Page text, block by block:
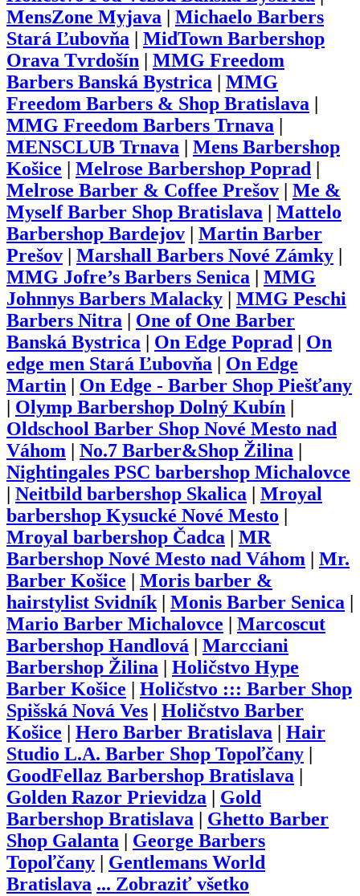
MensZone Myjava
Michaelo Barbers
Stará Ľubovňa
MidTown Barbershop
Orava Tvrdošín
MMG Freedom
Barbers Banská Bystrica
MMG
Freedom Barbers & Shop Bratislava
MMG Freedom Barbers Trnava
MENSCLUB Trnava
Mens Barbershop
Košice
Melrose Barbershop Poprad
Melrose Barber & Coffee Prešov
Me &
Myself Barber Shop Bratislava
Mattelo
Barbershop Bardejov
Martin Barber
Prešov
Marshall Barbers Nové Zámky
MMG Jofre’s Barbers Senica
MMG
Johnnys Barbers Malacky
MMG Peschi
Barbers Nitra
One of One Barber
Banská Bystrica
On Edge Poprad
On
edge men Stará Ľubovňa
On Edge
Martin
On Edge - Barber Shop Piešťany
Olymp Barbershop Dolný Kubín
Oldschool Barber Shop Nové Mesto nad
Váhom
No.7 Barber&Shop Žilina
Nightingales PSC barbershop Michalovce
Neitbild barbershop Skalica
Mroyal
barbershop Kysucké Nové Mesto
Mroyal barbershop Čadca
MR
Barbershop Nové Mesto nad Váhom
Mr.
Barber Košice
Moris barber &
hairstylist Svidník| Monis Barber Senica
Mario Barber Michalovce
Marcoscut
Barbershop Handlová
Marcciani
Barbershop Žilina
Holičstvo Hype
Barber Košice
Holičstvo ::: Barber Shop
Spišská Nová Ves
Holičstvo Barber
Košice
Hero Barber Bratislava
Hair
Studio L.A. Barber Shop Topoľčany
GoodFellaz Barbershop Bratislava
Golden Razor Prievidza
Gold
Barbershop Bratislava
Ghetto Barber
Shop Galanta
George Barbers
Topoľčany
Gentlemans World
Bratislava ... Zobraziť všetko